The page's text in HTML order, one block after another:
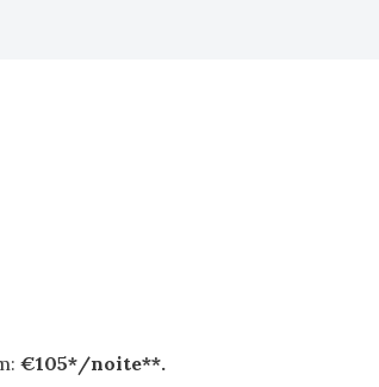
€105*/noite**.